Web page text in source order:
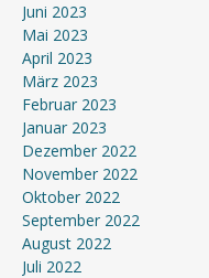
Juni 2023
Mai 2023
April 2023
März 2023
Februar 2023
Januar 2023
Dezember 2022
November 2022
Oktober 2022
September 2022
August 2022
Juli 2022